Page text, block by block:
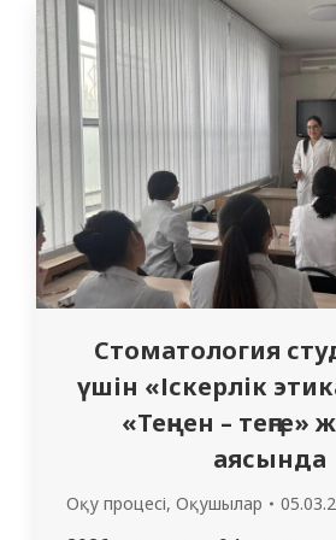
ұйымдастырды. Іс-шараға
мамандығының 205 топ
қатысты. Кәсіби бағдар
КеАҚ «Семей медицина
туралы имидждік…
Стоматология
үшін «Іскерлік
«Теңнен – теңге»
аясында
Оқу процесі, Оқушылар